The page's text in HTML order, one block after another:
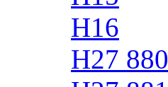
H16
H27 880